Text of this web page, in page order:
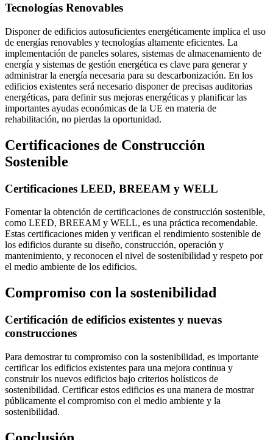
Tecnologías Renovables
Disponer de edificios autosuficientes energéticamente implica el uso
de energías renovables y tecnologías altamente eficientes. La
implementación de paneles solares, sistemas de almacenamiento de
energía y sistemas de gestión energética es clave para generar y
administrar la energía necesaria para su descarbonización. En los
edificios existentes será necesario disponer de precisas auditorias
energéticas, para definir sus mejoras energéticas y planificar las
importantes ayudas económicas de la UE en materia de
rehabilitación, no pierdas la oportunidad.
Certificaciones de Construcción
Sostenible
Certificaciones LEED, BREEAM y WELL
Fomentar la obtención de certificaciones de construcción sostenible,
como LEED, BREEAM y WELL, es una práctica recomendable.
Estas certificaciones miden y verifican el rendimiento sostenible de
los edificios durante su diseño, construcción, operación y
mantenimiento, y reconocen el nivel de sostenibilidad y respeto por
el medio ambiente de los edificios.
Compromiso con la sostenibilidad
Certificación de edificios existentes y nuevas
construcciones
Para demostrar tu compromiso con la sostenibilidad, es importante
certificar los edificios existentes para una mejora continua y
construir los nuevos edificios bajo criterios holísticos de
sostenibilidad. Certificar estos edificios es una manera de mostrar
públicamente el compromiso con el medio ambiente y la
sostenibilidad.